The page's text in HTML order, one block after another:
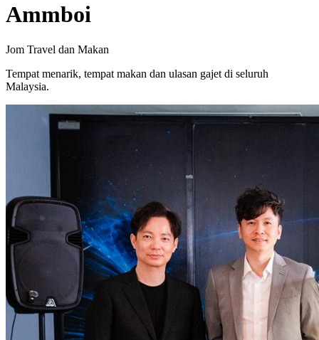
Ammboi
Jom Travel dan Makan
Tempat menarik, tempat makan dan ulasan gajet di seluruh
Malaysia.